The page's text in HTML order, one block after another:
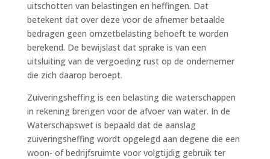
uitschotten van belastingen en heffingen. Dat
betekent dat over deze voor de afnemer betaalde
bedragen geen omzetbelasting behoeft te worden
berekend. De bewijslast dat sprake is van een
uitsluiting van de vergoeding rust op de ondernemer
die zich daarop beroept.
Zuiveringsheffing is een belasting die waterschappen
in rekening brengen voor de afvoer van water. In de
Waterschapswet is bepaald dat de aanslag
zuiveringsheffing wordt opgelegd aan degene die een
woon- of bedrijfsruimte voor volgtijdig gebruik ter